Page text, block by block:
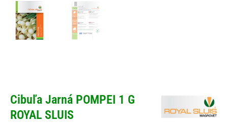
Cibuľa Jarná POMPEI 1 G
ROYAL SLUIS